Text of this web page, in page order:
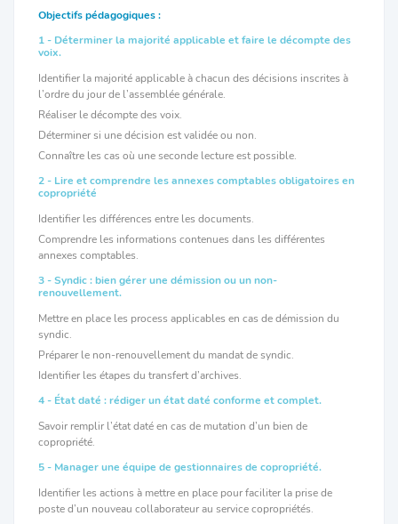
Objectifs pédagogiques :
1 - Déterminer la majorité applicable et faire le décompte des
voix.
Identifier la majorité applicable à chacun des décisions inscrites à
l’ordre du jour de l’assemblée générale.
Réaliser le décompte des voix.
Déterminer si une décision est validée ou non.
Connaître les cas où une seconde lecture est possible.
2 - Lire et comprendre les annexes comptables obligatoires en
copropriété
Identifier les différences entre les documents.
Comprendre les informations contenues dans les différentes
annexes comptables.
3 - Syndic : bien gérer une démission ou un non-
renouvellement.
Mettre en place les process applicables en cas de démission du
syndic.
Préparer le non-renouvellement du mandat de syndic.
Identifier les étapes du transfert d’archives.
4 - État daté : rédiger un état daté conforme et complet.
Savoir remplir l’état daté en cas de mutation d’un bien de
copropriété.
5 - Manager une équipe de gestionnaires de copropriété.
Identifier les actions à mettre en place pour faciliter la prise de
poste d’un nouveau collaborateur au service copropriétés.